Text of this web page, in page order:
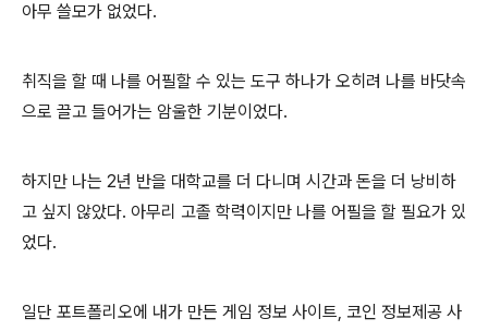
아무 쓸모가 없었다.
취직을 할 때 나를 어필할 수 있는 도구 하나가 오히려 나를 바닷속
으로 끌고 들어가는 암울한 기분이었다.
하지만 나는 2년 반을 대학교를 더 다니며 시간과 돈을 더 낭비하
고 싶지 않았다. 아무리 고졸 학력이지만 나를 어필을 할 필요가 있
었다.
일단 포트폴리오에 내가 만든 게임 정보 사이트, 코인 정보제공 사